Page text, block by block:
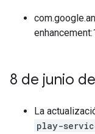
8 de junio
La
play-